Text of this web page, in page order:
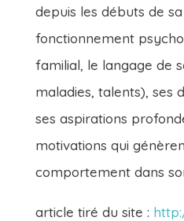
depuis les débuts de
fonctionnement
familial, le langage de
maladies, talents), ses
ses aspirations
motivations qui
comportement dans
article tiré du site :